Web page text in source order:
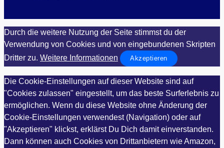
Durch die weitere Nutzung der Seite stimmst du der
Verwendung von Cookies und von eingebundenen Skripten
Dritter zu. Weitere Informationen Akzeptieren
Die Cookie-Einstellungen auf dieser Website sind auf
"Cookies zulassen" eingestellt, um das beste Surferlebnis zu
ermöglichen. Wenn du diese Website ohne Änderung der
Cookie-Einstellungen verwendest (Navigation) oder auf
"Akzeptieren" klickst, erklärst Du Dich damit einverstanden.
Dann können auch Cookies von Drittanbietern wie Amazon,